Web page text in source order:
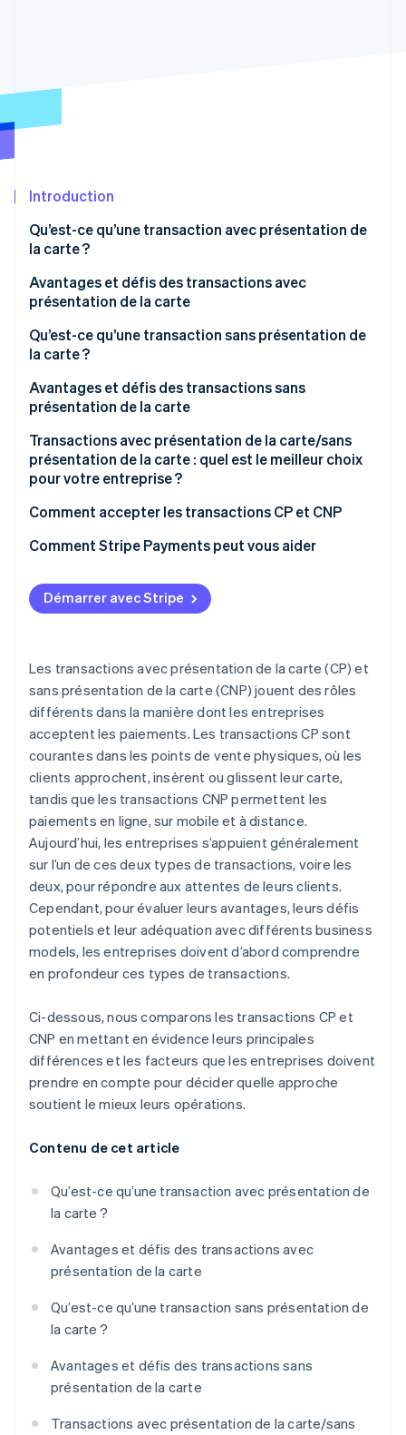
Climate
Vérification de l'identité
Stripe Sessions 2026
Découvrez comment Stripe construit l’infrastructure
Regarder la vidéo
Introduction
Qu’est-ce qu’une transaction avec présentation de
la carte ?
Avantages et défis des transactions avec
présentation de la carte
Avantages des transactions avec présentation de la
carte :
Défis des transactions avec présentation de la
carte :
Qu’est-ce qu’une transaction sans présentation de
la carte ?
Avantages et défis des transactions sans
présentation de la carte
Avantages
Défis
Transactions avec présentation de la carte/sans
présentation de la carte : quel est le meilleur choix
pour votre entreprise ?
Examiner votre environnement de vente
Comparer les coûts, la portée et le risque de fraude
Adaptez le type de transaction à votre business
model
Choisissez un prestataire de paiement qui soutient
votre stratégie
Liste de contrôle pour la décision
Comment accepter les transactions CP et CNP
Comment Stripe Payments peut vous aider
Démarrer avec Stripe
Les transactions avec présentation de la carte (CP) et
sans présentation de la carte (CNP) jouent des rôles
différents dans la manière dont les entreprises
acceptent les paiements. Les transactions CP sont
courantes dans les points de vente physiques, où les
clients approchent, insèrent ou glissent leur carte,
tandis que les transactions CNP permettent les
paiements en ligne, sur mobile et à distance.
Aujourd’hui, les entreprises s’appuient généralement
sur l’un de ces deux types de transactions, voire les
deux, pour répondre aux attentes de leurs clients.
Cependant, pour évaluer leurs avantages, leurs défis
potentiels et leur adéquation avec différents business
models, les entreprises doivent d’abord comprendre
en profondeur ces types de transactions.
Ci-dessous, nous comparons les transactions CP et
CNP en mettant en évidence leurs principales
différences et les facteurs que les entreprises doivent
prendre en compte pour décider quelle approche
soutient le mieux leurs opérations.
Contenu de cet article
Qu’est-ce qu’une transaction avec présentation de
la carte ?
Avantages et défis des transactions avec
présentation de la carte
Qu’est-ce qu’une transaction sans présentation de
la carte ?
Avantages et défis des transactions sans
présentation de la carte
Transactions avec présentation de la carte/sans